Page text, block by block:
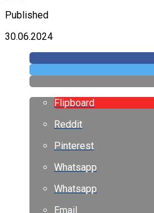
Published
30.06.2024
Flipboard
Reddit
Pinterest
Whatsapp
Whatsapp
Email